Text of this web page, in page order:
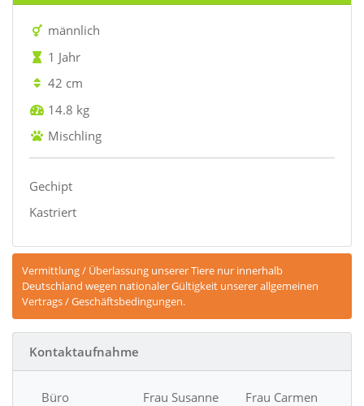
männlich
1 Jahr
42 cm
14.8 kg
Mischling
Gechipt
Kastriert
Vermittlung / Überlassung unserer Tiere nur innerhalb
Deutschland wegen nationaler Gültigkeit unserer allgemeinen
Vertrags / Geschäftsbedingungen.
Kontaktaufnahme
Büro
Frau Susanne
Frau Carmen